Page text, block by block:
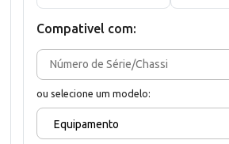
Compativel com:
ou selecione um modelo:
Equipamento